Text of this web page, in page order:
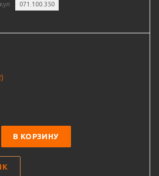
071.100.350
В КОРЗИНУ